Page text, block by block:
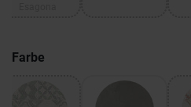
Farbe